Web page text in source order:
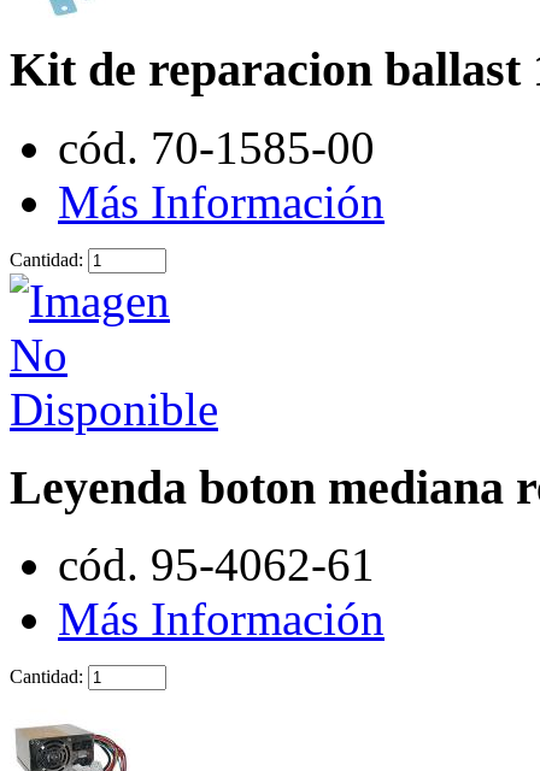
Kit de reparacion
cód. 70-1585-00
Más Información
Cantidad:
Leyenda boton mediana
cód. 95-4062-61
Más Información
Cantidad: